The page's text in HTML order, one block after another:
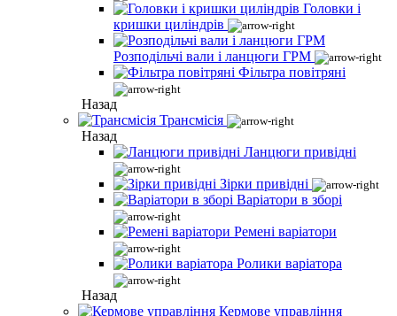
Головки і
кришки циліндрів
Розподільчі вали і ланцюги ГРМ
Фільтра повітряні
Назад
Трансмісія
Назад
Ланцюги привідні
Зірки привідні
Варіатори в зборі
Ремені варіатори
Ролики варіатора
Назад
Кермове управління